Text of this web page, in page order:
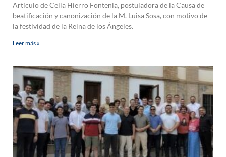
Artículo de Celia Hierro Fontenla, postuladora de la Causa de
beatificación y canonización de la M. Luisa Sosa, con motivo de
la festividad de la Reina de los Ángeles.
Leer más »